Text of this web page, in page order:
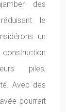
des
le
un
piles,
Avec des
pourrait